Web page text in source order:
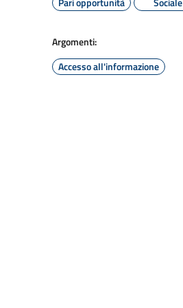
Argomenti:
Accesso all'informazione